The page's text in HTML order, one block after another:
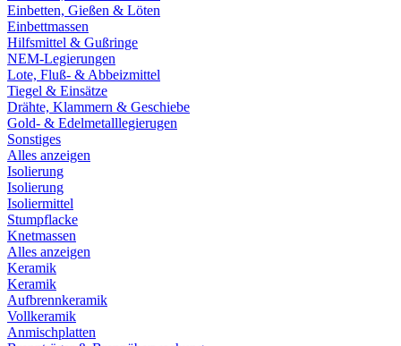
Einbetten, Gießen & Löten
Einbettmassen
Hilfsmittel & Gußringe
NEM-Legierungen
Lote, Fluß- & Abbeizmittel
Tiegel & Einsätze
Drähte, Klammern & Geschiebe
Gold- & Edelmetalllegierugen
Sonstiges
Alles anzeigen
Isolierung
Isolierung
Isoliermittel
Stumpflacke
Knetmassen
Alles anzeigen
Keramik
Keramik
Aufbrennkeramik
Vollkeramik
Anmischplatten